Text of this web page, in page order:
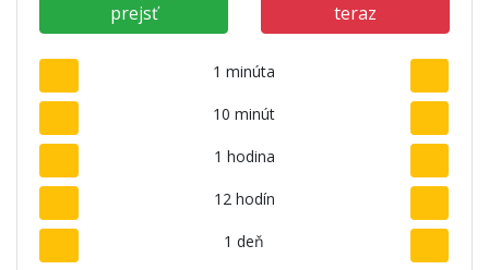
prejsť teraz
1 minúta
10 minút
1 hodina
12 hodín
1 deň